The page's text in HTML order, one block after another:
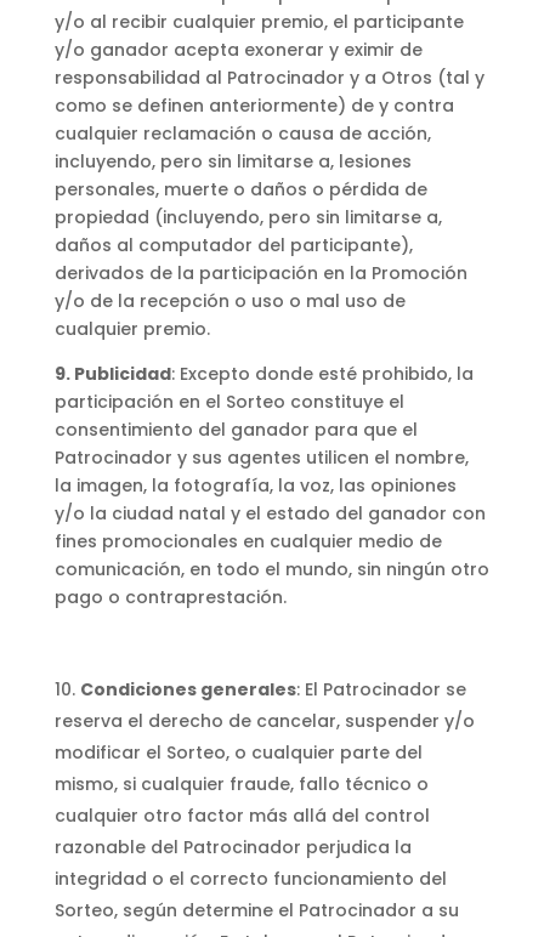
y/o al recibir cualquier premio, el participante
y/o ganador acepta exonerar y eximir de
responsabilidad al Patrocinador y a Otros (tal y
como se definen anteriormente) de y contra
cualquier reclamación o causa de acción,
incluyendo, pero sin limitarse a, lesiones
personales, muerte o daños o pérdida de
propiedad (incluyendo, pero sin limitarse a,
daños al computador del participante),
derivados de la participación en la Promoción
y/o de la recepción o uso o mal uso de
cualquier premio.
9. Publicidad: Excepto donde esté prohibido, la
participación en el Sorteo constituye el
consentimiento del ganador para que el
Patrocinador y sus agentes utilicen el nombre,
la imagen, la fotografía, la voz, las opiniones
y/o la ciudad natal y el estado del ganador con
fines promocionales en cualquier medio de
comunicación, en todo el mundo, sin ningún otro
pago o contraprestación.
Condiciones generales: El Patrocinador se
reserva el derecho de cancelar, suspender y/o
modificar el Sorteo, o cualquier parte del
mismo, si cualquier fraude, fallo técnico o
cualquier otro factor más allá del control
razonable del Patrocinador perjudica la
integridad o el correcto funcionamiento del
Sorteo, según determine el Patrocinador a su